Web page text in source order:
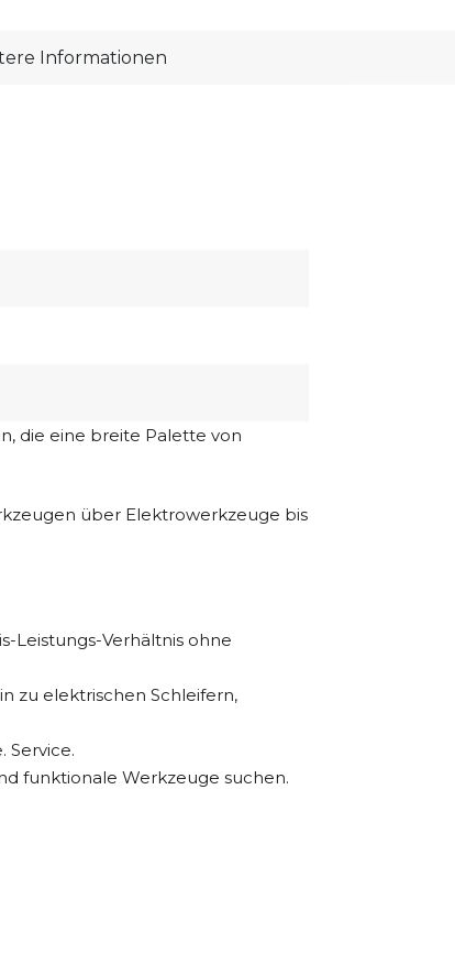
Informationen
die eine breite Palette von
über Elektrowerkzeuge bis
Leistungs-Verhältnis ohne
zu elektrischen Schleifern,
Service.
funktionale Werkzeuge suchen.